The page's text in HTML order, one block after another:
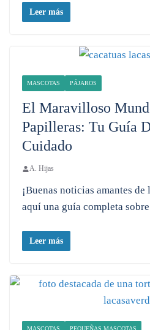
Leer más
MASCOTAS PÁJAROS
El Maravilloso
Papilleras: Tu Guía
Cuidado
A. Hijas
¡Buenas noticias amantes
aquí una guía completa
Leer más
MASCOTAS PEQUEÑAS MASCOTAS